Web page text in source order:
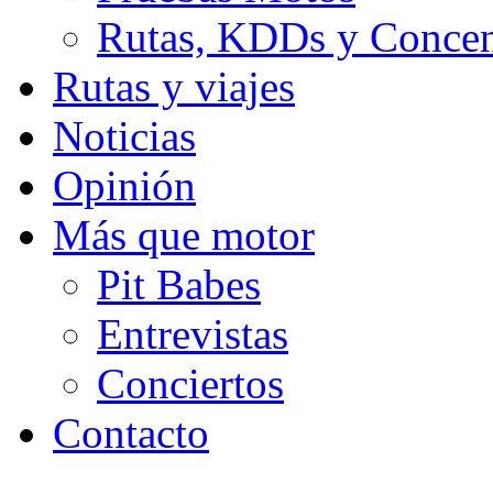
Rutas, KDDs y
Rutas y viajes
Noticias
Opinión
Más que motor
Pit Babes
Entrevistas
Conciertos
Contacto